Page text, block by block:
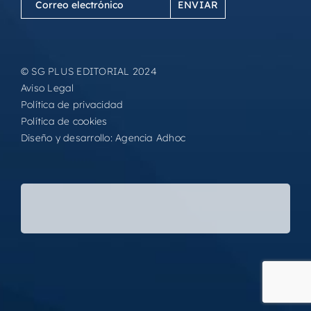
electrónico
© SG PLUS EDITORIAL 2024
Aviso Legal
Política de privacidad
Política de cookies
Diseño y desarrollo:Agencia Adhoc